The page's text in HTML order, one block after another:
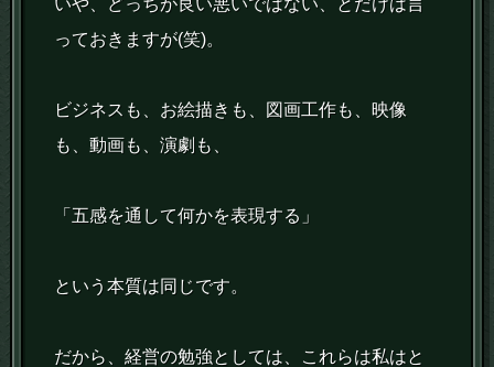
っておきますが(笑)。
ビジネスも、お絵描きも、図画工作も、映像
も、動画も、演劇も、
「五感を通して何かを表現する」
という本質は同じです。
だから、経営の勉強としては、これらは私はと